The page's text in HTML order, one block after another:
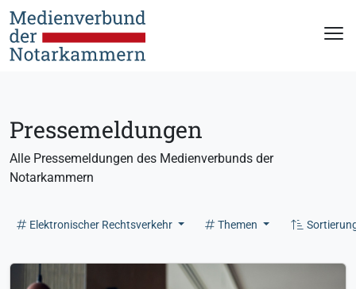
Pressemeldungen
Alle Pressemeldungen des Medienverbunds der
Notarkammern
Elektronischer Rechtsverkehr Themen